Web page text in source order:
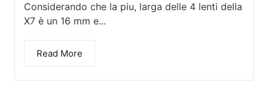
Considerando che la piu, larga delle 4 lenti della
X7 è un 16 mm e...
Read More